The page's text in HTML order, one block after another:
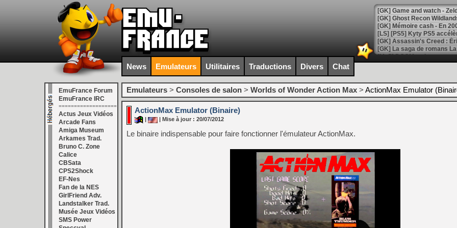
[Mo5] DOOM arrive en
[GK] Bethesda fête les 30
[GK] Roblox : l'action en
[GK] Agenda - GeForce
[LS] [PS5] ps5-y2jb-
[GK] Pourquoi Marvel
[GK] Test : Restory : Chill
[GK] GTA 6 : Rockstar
[GK] Hot Wheels Infinite
[GK] Mémoire cash -
[GK] Résultats Nintendo :
[GK] Déjà des
[Mo5] Brickboy cherche à
[GK] Minecraft et ses «
News Emulateurs Utilitaires Traductions Divers Chat
EmuFrance Forum
EmuFrance IRC
===================
Actus Jeux Vidéos
Arcade Fans
Amiga Museum
Arkames Trad.
Bruno C. Zone
Calice
CBSata
CPS2Shock
EF-Nes
Fan de la NES
GirlFriend Adv.
Landstalker Trad.
Musée Jeux Vidéos
SMS Power
Emulateurs > Consoles de salon > Worlds of Wonder Action Max > ActionMax Emulator
ActionMax Emulator (Binaire)
| Mise à jour : 20/07/2012
Le binaire indispensable pour faire fonctionner l'émulateur ActionMax.